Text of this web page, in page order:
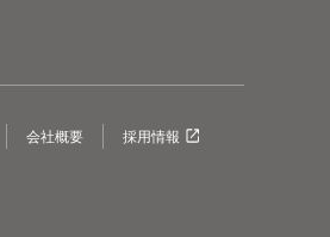
会社概要 採用情報